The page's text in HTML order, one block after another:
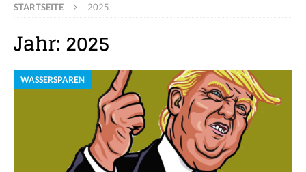
STARTSEITE 2025
Jahr: 2025
WASSERSPAREN